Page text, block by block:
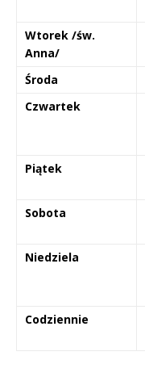
Wtorek /św.
Anna/
Środa
Czwartek
Piątek
Sobota
Niedziela
Codziennie